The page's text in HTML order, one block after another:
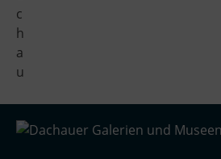
c
h
a
u